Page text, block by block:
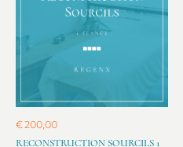
€200,00
RECONSTRUCTION SOURCILS 1